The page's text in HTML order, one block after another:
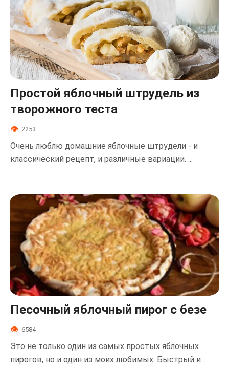
Простой яблочный штрудель из
творожного теста
2253
Очень люблю домашние яблочные штрудели - и
классический рецепт, и различные вариации. ...
Песочный яблочный пирог с безе
6584
Это не только один из самых простых яблочных
пирогов, но и один из моих любимых. Быстрый и ...